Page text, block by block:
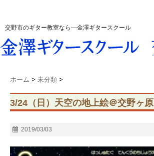
交野市のギター教室なら―金澤ギタースクール
ホーム > 未分類 >
3/24（日）天空の地上絵＠交野ヶ原
2019/03/03